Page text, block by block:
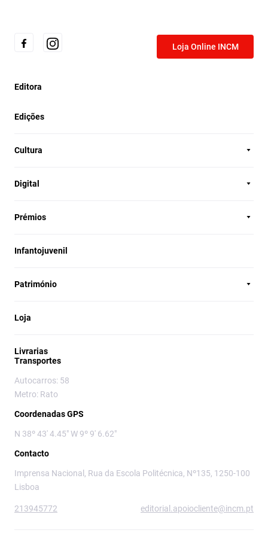
Loja Online INCM
Editora
Edições
Cultura
Digital
Prémios
Infantojuvenil
Património
Loja
Livrarias
Transportes
Autocarros: 58
Metro: Rato
Coordenadas GPS
N 38º 43' 4.45" W 9º 9' 6.62"
Contacto
Imprensa Nacional, Rua da Escola Politécnica, Nº135, 1250-100
Lisboa
213945772 editorial.apoiocliente@incm.pt